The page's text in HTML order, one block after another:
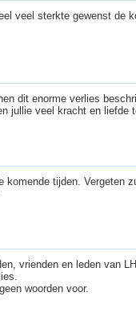
veel sterkte gewenst de
dit enorme verlies
jullie veel kracht en liefde
komende tijden. Vergeten
vrienden en leden van
woorden voor.